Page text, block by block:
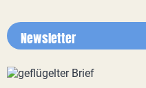
Newsletter